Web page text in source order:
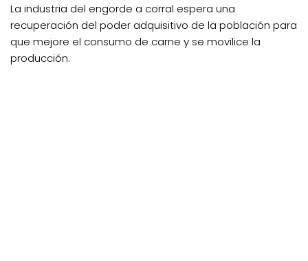
La industria del engorde a corral espera una
recuperación del poder adquisitivo de la población para
que mejore el consumo de carne y se movilice la
producción.